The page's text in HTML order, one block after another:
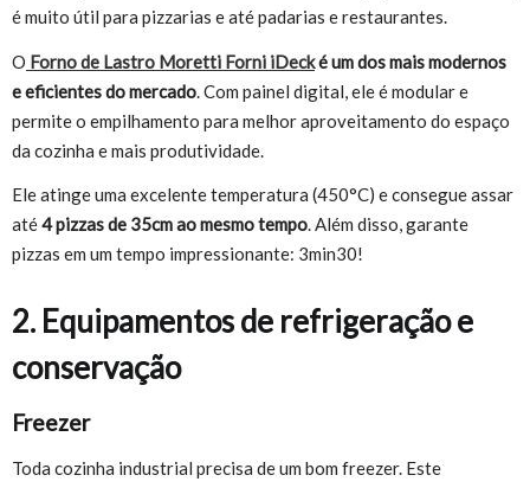
é muito útil para pizzarias e até padarias e restaurantes.
O Forno de Lastro Moretti Forni iDecké um dos mais modernos
e eficientes do mercado. Com painel digital, ele é modular e
permite o empilhamento para melhor aproveitamento do espaço
da cozinha e mais produtividade.
Ele atinge uma excelente temperatura (450°C) e consegue assar
até4 pizzas de 35cm ao mesmo tempo. Além disso, garante
pizzas em um tempo impressionante: 3min30!
2. Equipamentos de refrigeração e
conservação
Freezer
Toda cozinha industrial precisa de um bom freezer. Este